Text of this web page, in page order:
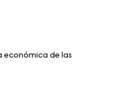
económica de las